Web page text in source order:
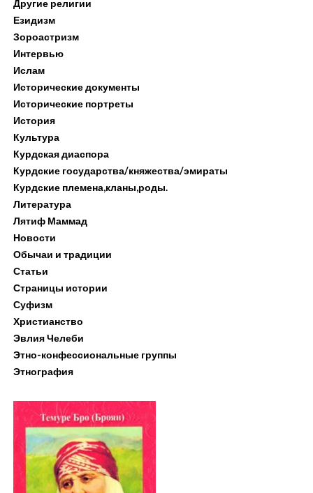
Другие религии
Езидизм
Зороастризм
Интервью
Ислам
Исторические документы
Исторические портреты
История
Культура
Курдская диаспора
Курдские государства/княжества/эмираты
Курдские племена,кланы,роды.
Литература
Лятиф Маммад
Новости
Обычаи и традиции
Статьи
Страницы истории
Суфизм
Христианство
Эвлия Челеби
Этно-конфессиональные группы
Этнография